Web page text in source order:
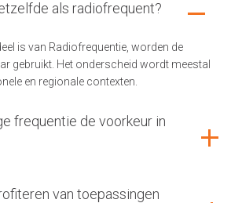
als radiofrequent?
is van Radiofrequentie, worden de
gebruikt. Het onderscheid wordt meestal
en regionale contexten.
frequentie de voorkeur in
van toepassingen